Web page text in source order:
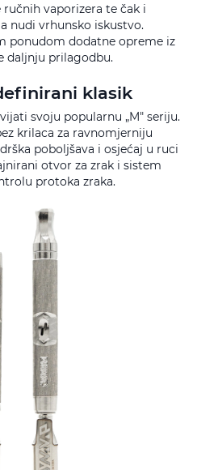
vaporizera te čak i
nudi vrhunsko iskustvo.
ponudom dodatne opreme iz
daljnju prilagodbu.
klasik
svoju popularnu „M" seriju.
krilaca za ravnomjerniju
poboljšava i osjećaj u ruci
otvor za zrak i sistem
protoka zraka.